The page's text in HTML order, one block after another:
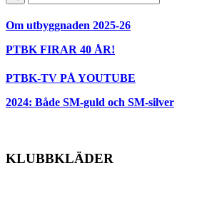
Om utbyggnaden 2025-26
PTBK FIRAR 40 ÅR!
PTBK-TV PÅ YOUTUBE
2024: Både SM-guld och SM-silver
KLUBBKLÄDER